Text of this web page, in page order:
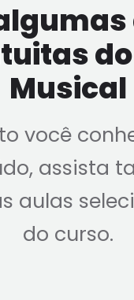
Musical
você
assista
aulas
do curso.